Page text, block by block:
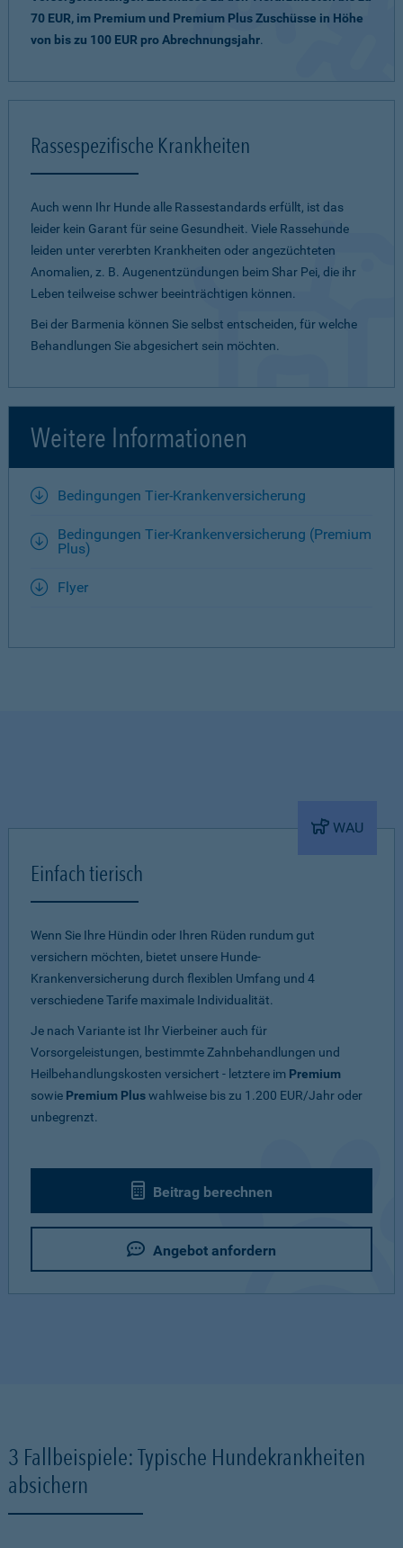
70 EUR, im Premium und Premium Plus Zuschüsse in Höhe
von bis zu 100 EUR pro Abrechnungsjahr.
Rassespezifische Krankheiten
Auch wenn Ihr Hunde alle Rassestandards erfüllt, ist das
leider kein Garant für seine Gesundheit. Viele Rassehunde
leiden unter vererbten Krankheiten oder angezüchteten
Anomalien, z. B. Augenentzündungen beim Shar Pei, die ihr
Leben teilweise schwer beeinträchtigen können.
Bei der Barmenia können Sie selbst entscheiden, für welche
Behandlungen Sie abgesichert sein möchten.
Weitere Informationen
Bedingungen Tier-Krankenversicherung
Bedingungen Tier-Krankenversicherung (Premium
Plus)
Flyer
WAU
Einfach tierisch
Wenn Sie Ihre Hündin oder Ihren Rüden rundum gut
versichern möchten, bietet unsere Hunde-
Krankenversicherung durch flexiblen Umfang und 4
verschiedene Tarife maximale Individualität.
Je nach Variante ist Ihr Vierbeiner auch für
Vorsorgeleistungen, bestimmte Zahnbehandlungen und
Heilbehandlungskosten versichert - letztere im Premium
sowie Premium Pluswahlweise bis zu 1.200 EUR/Jahr oder
unbegrenzt.
Beitrag berechnen
Angebot anfordern
3 Fallbeispiele: Typische Hundekrankheiten
absichern